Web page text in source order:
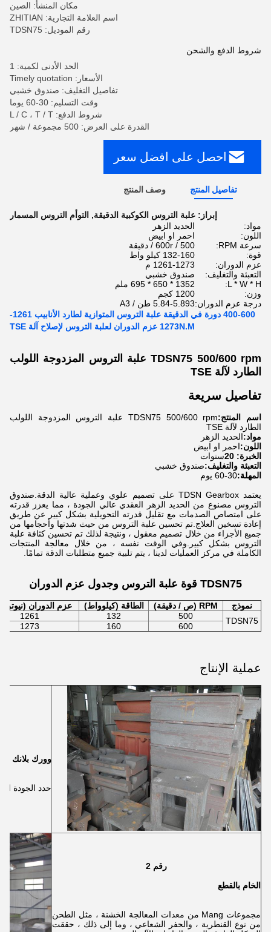
مكان المنشأ: الصين
اسم العلامة التجارية: ZHITIAN
رقم الموديل: TDSN75
شروط الدفع والشحن
الحد الأدنى لكمية: 1
الأسعار: Timely quotation
تفاصيل التغليف: صندوق خشبي
وقت التسليم: 30-60 يوما
شروط الدفع: L / C ، T / T
القدرة على العرض: 500 مجموعة / شهر
احصل على افضل سعر
تفاصيل المنتج وصف المنتج
إبراز: علبة التروس الكوكبية الدقيقة, التوأم التروس المسمار
مواد:
الحديد الزهر
اللون:
احمر او ابيض
سرعة RPM:
500 / 600r / دقيقة
قوة:
132-160 كيلو واط
عزم الدوران:
1261-1273 م
التعبئة والتغليف:
صندوق خشبي
L * W * H:
1352 * 650 * 695 ملم
وزن:
1200 كجم
درجة عزم الدوران:5.84-5.893 طن / A3
400-600 دورة في الدقيقة علبة التروس المتوازية لطارد الأنابيب 1261-
1273N.M عزم الدوران لعلبة التروس لإصلاح آلة TSE
TDSN75 500/600 rpm علبة التروس المزدوجة اللولب
الطارد لآلة TSE
تفاصيل سريعة
اسم المنتج:
TDSN75 500/600 rpm علبة التروس المزدوجة اللولب
الطارد لآلة TSE
مواد:الحديد الزهر
اللون:احمر او ابيض
الخبرة: 20
سنوات
التعبئة والتغليف:صندوق خشبي
المهلة:30-60 يوم
يعتمد TDSN Gearbox على تصميم علوي وعملية عالية الدقة.صندوق
التروس مصنوع من الحديد الزهر العقدي عالي الجودة ، مما يعزز قدرته
على امتصاص الصدمات مع تقليل قدرته التحويلية بشكل كبير عن طريق
إعادة تسخين العلاج.تم تحسين علبة التروس من حيث شدتها وأحجامها من
جميع الأجزاء من خلال تصميم معقول ، ونتيجة لذلك تم تحسين كثافة علبة
التروس بشكل كبير.وفي الوقت نفسه ، من خلال معالجة المنتجات
الكاملة في مركز العمليات لدينا ، يتم تلبية جميع متطلبات الدقة تمامًا.
TDSN75 قوة علبة التروس وجدول عزم الدوران
نموذج RPM (ص / دقيقة) الطاقة (كيلوواط)
عزم الدوران (نيوتن
TDSN75
500
132
1261
600
160
1273
عملية الإنتاج
وورك بلانك
حدد الجودة
رقم 2
الخام بالقطع
مجموعات Mang من معدات المعالجة الخشنة ، مثل الطحن
من نوع القنطرية ، والحفر الشعاعي ، وما إلى ذلك ، حققت